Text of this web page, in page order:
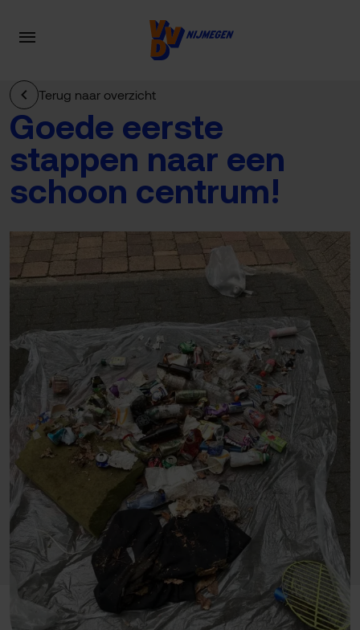
Terug naar overzicht
Goede eerste
stappen naar een
schoon centrum!